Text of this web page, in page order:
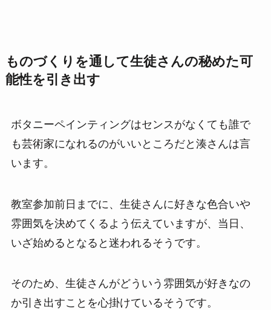
ものづくりを通して生徒さんの秘めた可
能性を引き出す
ボタニーペインティングはセンスがなくても誰で
も芸術家になれるのがいいところだと湊さんは言
います。
教室参加前日までに、生徒さんに好きな色合いや
雰囲気を決めてくるよう伝えていますが、当日、
いざ始めるとなると迷われるそうです。
そのため、生徒さんがどういう雰囲気が好きなの
か引き出すことを心掛けているそうです。